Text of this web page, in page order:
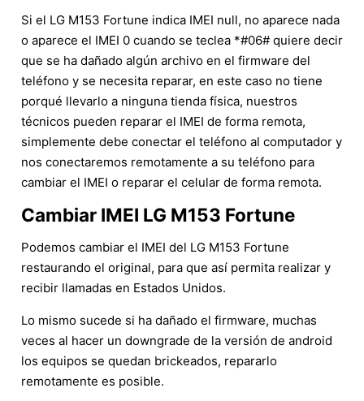
Si el LG M153 Fortune indica IMEI null, no aparece nada
o aparece el IMEI 0 cuando se teclea *#06# quiere decir
que se ha dañado algún archivo en el firmware del
teléfono y se necesita reparar, en este caso no tiene
porqué llevarlo a ninguna tienda física, nuestros
técnicos pueden reparar el IMEI de forma remota,
simplemente debe conectar el teléfono al computador y
nos conectaremos remotamente a su teléfono para
cambiar el IMEI o reparar el celular de forma remota.
Cambiar IMEI LG M153 Fortune
Podemos cambiar el IMEI del LG M153 Fortune
restaurando el original, para que así permita realizar y
recibir llamadas en Estados Unidos.
Lo mismo sucede si ha dañado el firmware, muchas
veces al hacer un downgrade de la versión de android
los equipos se quedan brickeados, repararlo
remotamente es posible.